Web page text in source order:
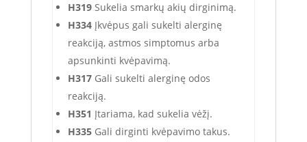
H319 Sukelia smarkų akių dirginimą.
H334 Įkvėpus gali sukelti alerginę
reakciją, astmos simptomus arba
apsunkinti kvėpavimą.
H317 Gali sukelti alerginę odos
reakciją.
H351 Įtariama, kad sukelia vėžį.
H335 Gali dirginti kvėpavimo takus.